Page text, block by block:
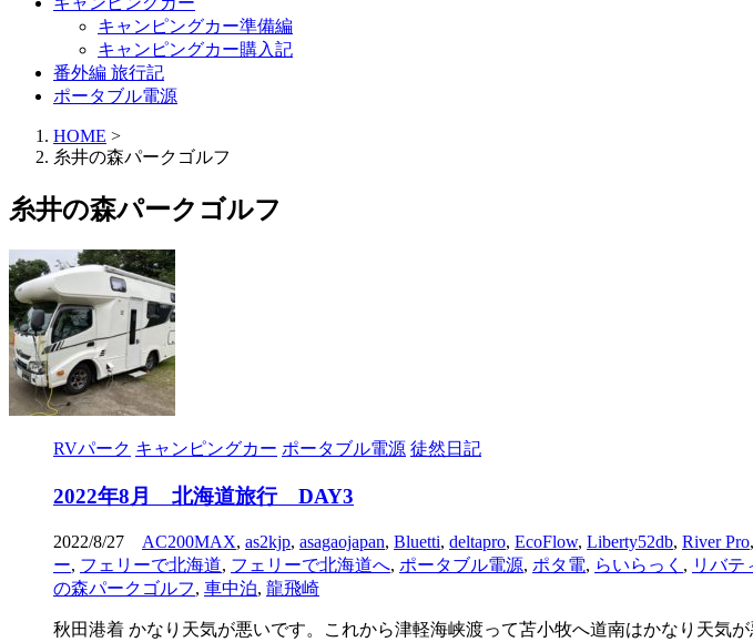
キャンピングカー準備編
キャンピングカー購入記
番外編 旅行記
ポータブル電源
HOME >
糸井の森パークゴルフ
糸井の森パークゴルフ
RVパーク キャンピングカー ポータブル電源 徒然日記
2022年8月 北海道旅行 DAY3
2022/8/27 AC200MAX, as2kjp, asagaojapan, Bluetti, deltapro, EcoFlow, Liberty52db, River Pro,
ー, フェリーで北海道, フェリーで北海道へ, ポータブル電源, ポタ電, らいらっく , リバテ
の森パークゴルフ, 車中泊, 龍飛崎
秋田港着 かなり天気が悪いです。これから津軽海峡渡って苫小牧へ道南はかなり天気